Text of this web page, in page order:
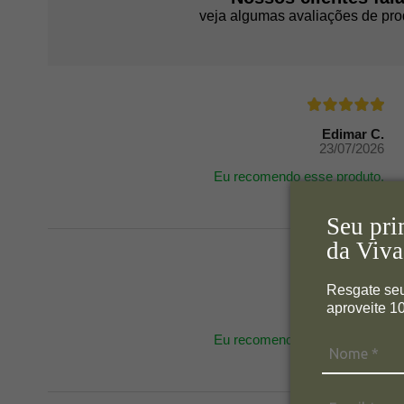
Seu
da
Resgate
aproveite
veja algumas avaliações de
Edimar C.
23/07/2026
Eu recomendo esse produto.
Edimar C.
23/07/2026
Eu recomendo esse produto.